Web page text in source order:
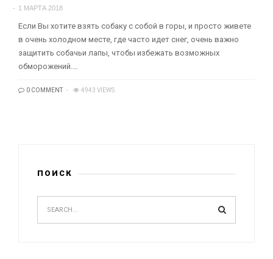
1 МАРТА 2018
Если Вы хотите взять собаку с собой в горы, и просто живете
в очень холодном месте, где часто идет снег, очень важно
защитить собачьи лапы, чтобы избежать возможных
обморожений.…
0 COMMENT 4943 VIEWS
ПОИСК